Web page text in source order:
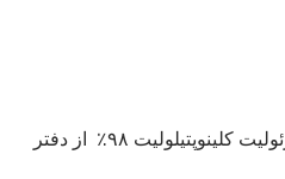
دفتر فروش مستقیم استفاده زئولیت کلینوپتیلولیت ۹۸٪ از دفتر